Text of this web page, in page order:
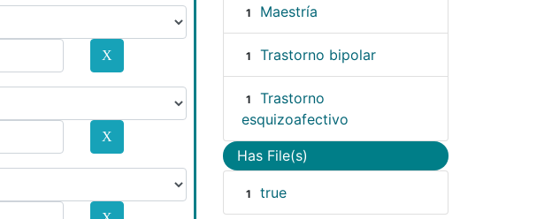
1 Maestría
1 Trastorno bipolar
1
Trastorno
esquizoafectivo
Has File(s)
1 true